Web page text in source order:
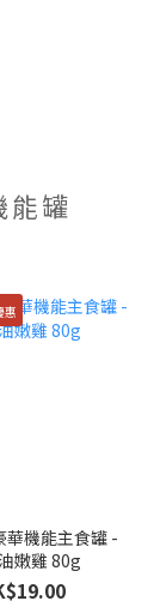
能罐
惠
華機能主食罐 -
嫩雞 80g